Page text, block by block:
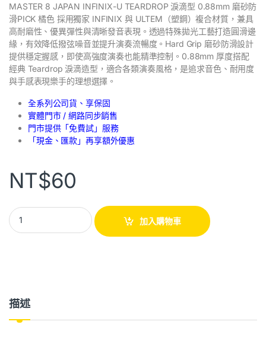
MASTER 8 JAPAN INFINIX-U TEARDROP 淚滴型 0.88mm 磨砂防
滑PICK 橘色 採用獨家 INFINIX 與 ULTEM（塑鋼）複合材質，兼具
高耐磨性、優異彈性與清晰發音表現。透過特殊拋光工藝打造圓滑邊
緣，有效降低撥弦噪音並提升演奏流暢度。Hard Grip 磨砂防滑設計
提供穩定握感，即使高強度演奏也能精準控制。0.88mm 厚度搭配
經典 Teardrop 淚滴造型，適合各類演奏風格，是追求音色、耐用度
與手感表現樂手的理想選擇。
全系列公司貨、享保固
實體門市 / 網路同步銷售
門市提供「免費試」服務
「現金、匯款」再享額外優惠
NT$60
加入購物車
描述